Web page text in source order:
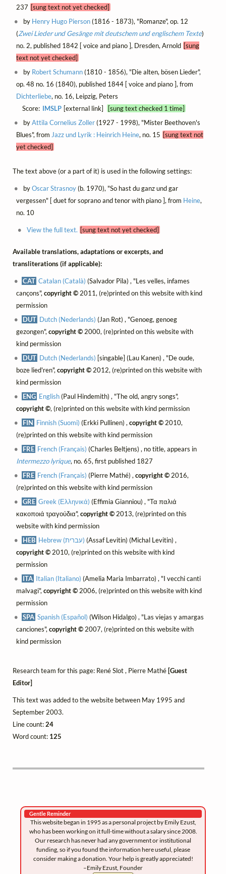
237 [sung text not yet checked]
by Henry Hugo Pierson(1816 - 1873), "Romanze", op. 12
(Zwei Lieder und Gesänge mit deutschem und englischem Texte)
no. 2, published 1842 [ voice and piano ], Dresden, Arnold [sung
text not yet checked]
by Robert Schumann(1810 - 1856), "Die alten, bösen Lieder",
op. 48 no. 16 (1840), published 1844 [ voice and piano ], from
Dichterliebe, no. 16, Leipzig, Peters
Score: IMSLP [external link]
[sung text checked 1 time]
byAttila Cornelius Zoller(1927 - 1998), "Mister Beethoven's
Blues", from Jazz und Lyrik : Heinrich Heine, no. 15 [sung text not
yet checked]
The text above (or a part of it) is used in the following settings:
byOscar Strasnoy(b. 1970), "So hast du ganz und gar
vergessen" [ duet for soprano and tenor with piano ], from Heine,
no. 10
View the full text. [sung text not yet checked]
Available translations, adaptations or excerpts, and
transliterations (if applicable):
CAT Catalan (Català) (Salvador Pila) , "Les velles, infames
cançons", copyright ©2011, (re)printed on this website with kind
permission
DUT Dutch (Nederlands) (Jan Rot) , "Genoeg, genoeg
gezongen", copyright ©2000, (re)printed on this website with
kind permission
DUT Dutch (Nederlands) [singable] (Lau Kanen) , "De oude,
boze lied'ren", copyright ©2012, (re)printed on this website with
kind permission
ENG English(Paul Hindemith) , "The old, angry songs",
copyright ©, (re)printed on this website with kind permission
FIN Finnish (Suomi) (Erkki Pullinen) ,copyright © 2010,
(re)printed on this website with kind permission
FRE French (Français) (Charles Beltjens) , no title, appears in
Intermezzo lyrique, no. 65, first published 1827
FRE French (Français) (Pierre Mathé) ,copyright © 2016,
(re)printed on this website with kind permission
GRE Greek (Ελληνικά) (Effimia Gianniou) , "Τα παλιά
κακοποιά τραγούδια", copyright ©2013, (re)printed on this
website with kind permission
HEB
Hebrew (עברית) (Assaf Levitin) (Michal Levitin) ,
copyright ©2010, (re)printed on this website with kind
permission
ITA Italian (Italiano) (Amelia Maria Imbarrato) , "I vecchi canti
malvagi", copyright ©2006, (re)printed on this website with kind
permission
SPA Spanish (Español) (Wilson Hidalgo) , "Las viejas y amargas
canciones", copyright ©2007, (re)printed on this website with
kind permission
Research team for this page: René Slot , Pierre Mathé [Guest
Editor]
This text was added to the website between May 1995 and
September 2003.
Line count:24
Word count: 125
Gentle Reminder
This website began in 1995 as a personal project by Emily Ezust,
who has been working on it full-time without a salary since 2008.
Our research has never had any government or institutional
funding, so if you found the information here useful, please
consider making a donation. Your help is greatly appreciated!
–Emily Ezust, Founder